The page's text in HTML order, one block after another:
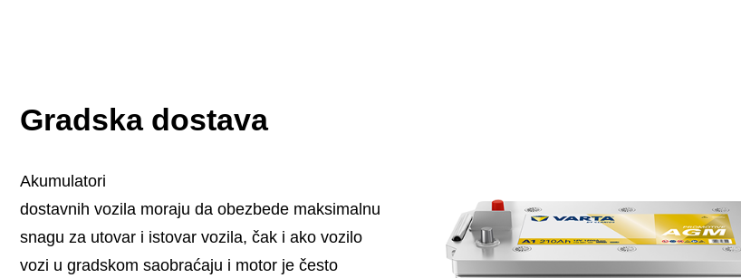
Gradska dostava
Akumulatori
dostavnih vozila moraju da obezbede maksimalnu
snagu za utovar i istovar vozila, čak i ako vozilo
vozi u gradskom saobraćaju i motor je često